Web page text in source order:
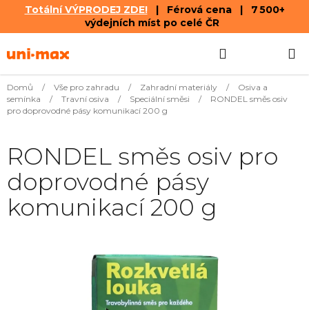
Totální VÝPRODEJ ZDE!| Férová cena | 7 500+
výdejních míst po celé ČR
na
KOŠÍK
Domů / Vše pro zahradu / Zahradní materiály /
Osiva a
semínka
/ Travní osiva / Speciální směsi /
RONDEL směs osiv
pro doprovodné pásy komunikací 200 g
RONDEL směs osiv pro
doprovodné pásy
komunikací 200 g